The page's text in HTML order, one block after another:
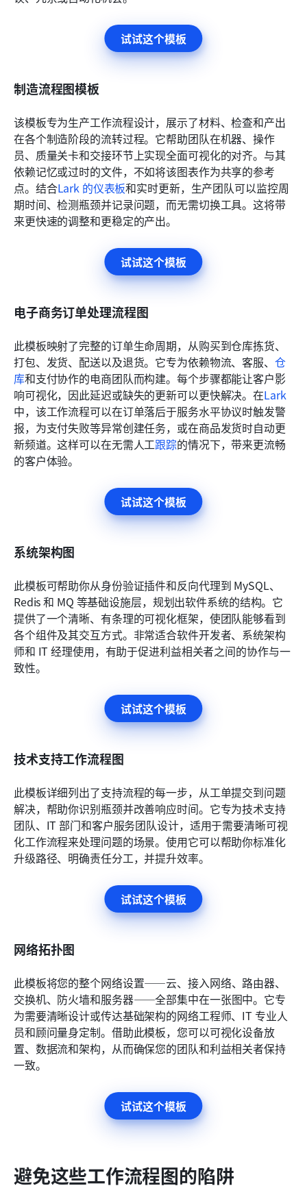
试试这个模板
制造流程图模板
该模板专为生产工作流程设计，展示了材料、检查和产出
在各个制造阶段的流转过程。它帮助团队在机器、操作
员、质量关卡和交接环节上实现全面可视化的对齐。与其
依赖记忆或过时的文件，不如将该图表作为共享的参考
点。结合Lark 的仪表板和实时更新，生产团队可以监控周
期时间、检测瓶颈并记录问题，而无需切换工具。这将带
来更快速的调整和更稳定的产出。
试试这个模板
电子商务订单处理流程图
此模板映射了完整的订单生命周期，从购买到仓库拣货、
打包、发货、配送以及退货。它专为依赖物流、客服、 仓
库和支付协作的电商团队而构建。每个步骤都能让客户影
响可视化，因此延迟或缺失的更新可以更快解决。在Lark
中，该工作流程可以在订单落后于服务水平协议时触发警
报，为支付失败等异常创建任务，或在商品发货时自动更
新频道。这样可以在无需人工跟踪的情况下，带来更流畅
的客户体验。
试试这个模板
系统架构图
此模板可帮助你从身份验证插件和反向代理到 MySQL、
Redis 和 MQ 等基础设施层，规划出软件系统的结构。它
提供了一个清晰、有条理的可视化框架，使团队能够看到
各个组件及其交互方式。非常适合软件开发者、系统架构
师和 IT 经理使用，有助于促进利益相关者之间的协作与一
致性。
试试这个模板
技术支持工作流程图
此模板详细列出了支持流程的每一步，从工单提交到问题
解决，帮助你识别瓶颈并改善响应时间。它专为技术支持
团队、IT 部门和客户服务团队设计，适用于需要清晰可视
化工作流程来处理问题的场景。使用它可以帮助你标准化
升级路径、明确责任分工，并提升效率。
试试这个模板
网络拓扑图
此模板将您的整个网络设置——云、接入网络、路由器、
交换机、防火墙和服务器——全部集中在一张图中。它专
为需要清晰设计或传达基础架构的网络工程师、IT 专业人
员和顾问量身定制。借助此模板，您可以可视化设备放
置、数据流和架构，从而确保您的团队和利益相关者保持
一致。
试试这个模板
避免这些工作流程图的陷阱